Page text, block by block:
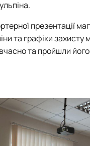
презентації
та графіки захисту
та пройшли